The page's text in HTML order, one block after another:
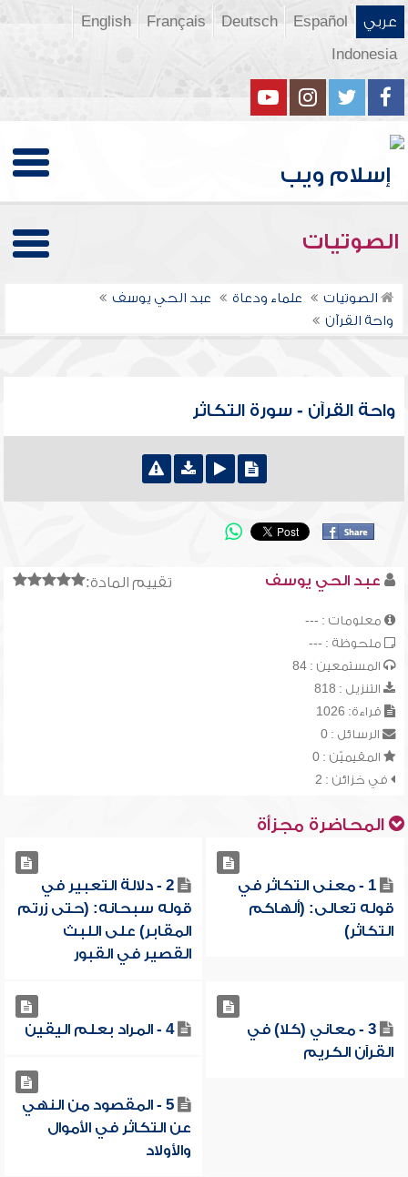
عربي Español
Deutsch
Français
English
Indonesia
الصوتيات
الصوتيات علماء ودعاة
عبد الحي يوسف
واحة القرآن
واحة القرآن - سورة التكاثر
تقييم المادة: عبد الحي يوسف
معلومات : ---
ملحوظة : ---
المستمعين : 84
التنزيل : 818
قراءة: 1026
الرسائل : 0
المقيميّن : 0
في خزائن : 2
المحاضرة مجزأة
1 - معنى التكاثر في
قوله تعالى: (ألهاكم
التكاثر)
2 - دلالة التعبير في
قوله سبحانه: (حتى زرتم
المقابر) على اللبث
القصير في القبور
3 - معاني (كلا) في
القرآن الكريم
4 - المراد بعلم اليقين
5 - المقصود من النهي
عن التكاثر في الأموال
والأولاد